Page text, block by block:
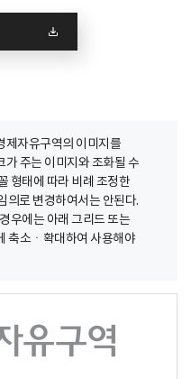
제자유구역의 이미지를
주는 이미지와 조화될 수
형태에 따라 비례 조정한
의로 변경하여서는 안된다.
우에는 아래 그리드 또는
축소ㆍ확대하여 사용해야